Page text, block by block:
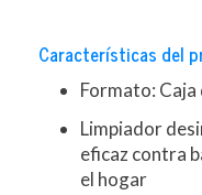
Características del
Formato:
Limpiador
eficaz contra
el hogar